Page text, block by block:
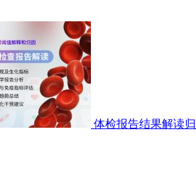
体检报告结果解读